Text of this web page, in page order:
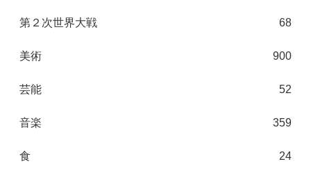
第２次世界大戦 68
美術 900
芸能 52
音楽 359
食 24